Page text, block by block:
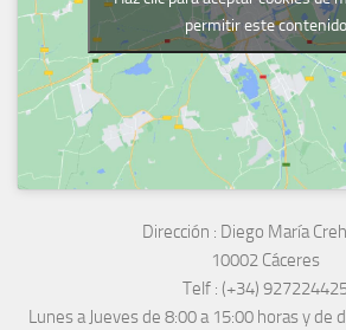
permitir este contenido
Dirección : Diego María
10002 Cáceres
Telf : (+34)
Lunes a Jueves de 8:00 a 15:00 horas y de